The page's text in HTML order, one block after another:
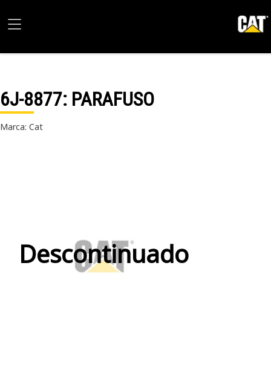
6J-8877: PARAFUSO
Marca: Cat
Descontinuado